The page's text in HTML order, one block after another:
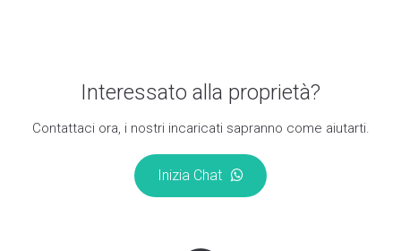
Interessato alla proprietà?
Contattaci ora, i nostri incaricati sapranno come aiutarti.
Inizia Chat